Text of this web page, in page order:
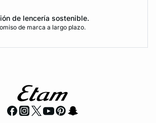
de lencería sostenible.
de marca a largo plazo.